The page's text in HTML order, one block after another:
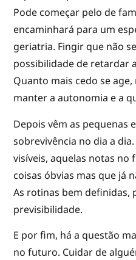
Pode começar pelo de
encaminhará para um
geriatria. Fingir que não
possibilidade de retardar
Quanto mais cedo se
manter a autonomia e a
Depois vêm as pequenas
sobrevivência no dia a
visíveis, aquelas notas
coisas óbvias mas que já
As rotinas bem definidas,
previsibilidade.
E por fim, há a questão
no futuro. Cuidar de